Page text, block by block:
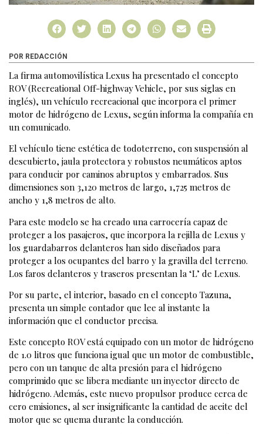
POR REDACCIÓN
La firma automovilística Lexus ha presentado el concepto
ROV (Recreational Off-highway Vehicle, por sus siglas en
inglés), un vehículo recreacional que incorpora el primer
motor de hidrógeno de Lexus, según informa la compañía en
un comunicado.
El vehículo tiene estética de todoterreno, con suspensión al
descubierto, jaula protectora y robustos neumáticos aptos
para conducir por caminos abruptos y embarrados. Sus
dimensiones son 3,120 metros de largo, 1,725 metros de
ancho y 1,8 metros de alto.
Para este modelo se ha creado una carrocería capaz de
proteger a los pasajeros, que incorpora la rejilla de Lexus y
los guardabarros delanteros han sido diseñados para
proteger a los ocupantes del barro y la gravilla del terreno.
Los faros delanteros y traseros presentan la ‘L’ de Lexus.
Por su parte, el interior, basado en el concepto Tazuna,
presenta un simple contador que lee al instante la
información que el conductor precisa.
Este concepto ROV está equipado con un motor de hidrógeno
de 1.0 litros que funciona igual que un motor de combustible,
pero con un tanque de alta presión para el hidrógeno
comprimido que se libera mediante un inyector directo de
hidrógeno. Además, este nuevo propulsor produce cerca de
cero emisiones, al ser insignificante la cantidad de aceite del
motor que se quema durante la conducción.